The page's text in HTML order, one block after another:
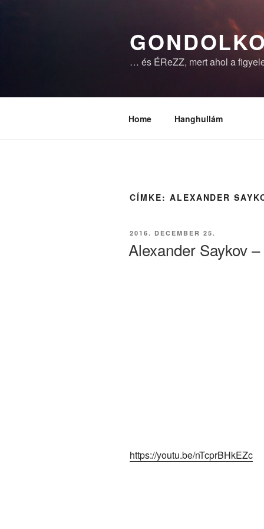
… és ÉReZZ, mert ahol a
Home Hanghullám
CÍMKE: ALEXANDER
BEKÜLDVE:
2016. DECEMBER 25.
Alexander Saykov
https://youtu.be/nTcprBHkEZc